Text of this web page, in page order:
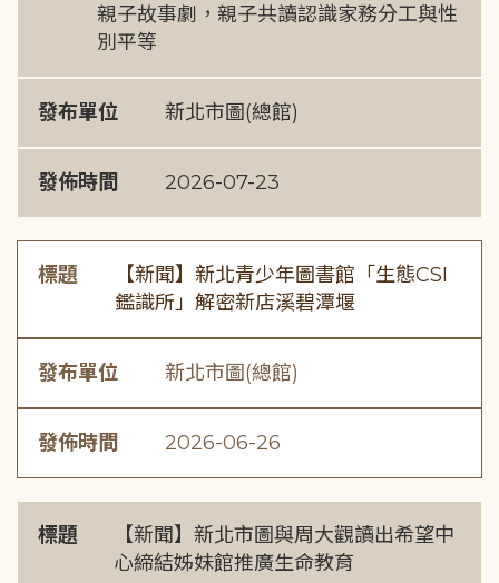
親子故事劇，親子共讀認識家務分工與性
別平等
發布單位 新北市圖(總館)
發佈時間 2026-07-23
標題
【新聞】新北青少年圖書館「生態CSI
鑑識所」解密新店溪碧潭堰
發布單位 新北市圖(總館)
發佈時間 2026-06-26
標題
【新聞】新北市圖與周大觀讀出希望中
心締結姊妹館推廣生命教育